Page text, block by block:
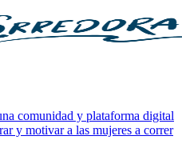
comunidad y plataforma digital
y motivar a las mujeres a correr